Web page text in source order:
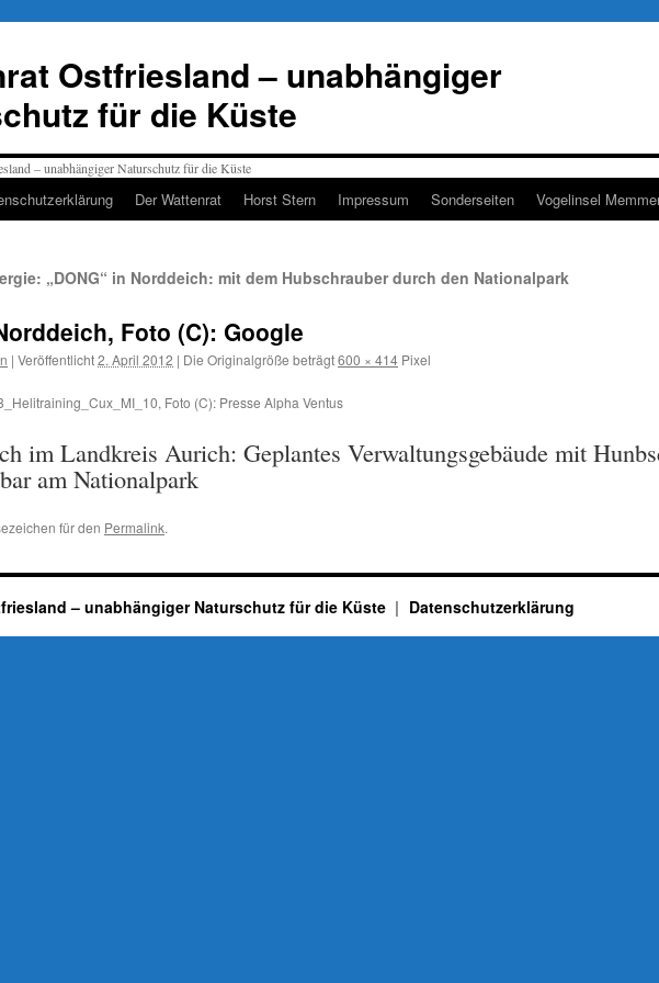
Ostfriesland – unabhängiger
für die Küste
Der Wattenrat Horst Stern Impressum Sonderseiten Vogelinsel
„DONG“ in Norddeich: mit dem Hubschrauber durch den Nationalpark
Foto (C): Google
| Veröffentlicht2. April 2012 | Die Originalgröße beträgt600 × 414 Pixel
Foto (C): Presse Alpha Ventus
im Landkreis Aurich: Geplantes Verwaltungsgebäude mit
am Nationalpark
für den Permalink.
– unabhängiger Naturschutz für die Küste Datenschutzerklärung